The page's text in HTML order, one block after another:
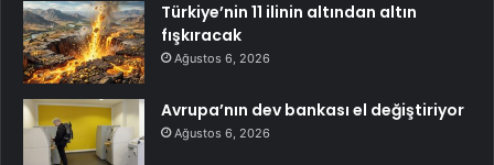
Türkiye’nin 11 ilinin altından altın
fışkıracak
Ağustos 6, 2026
Avrupa’nın dev bankası el değiştiriyor
Ağustos 6, 2026